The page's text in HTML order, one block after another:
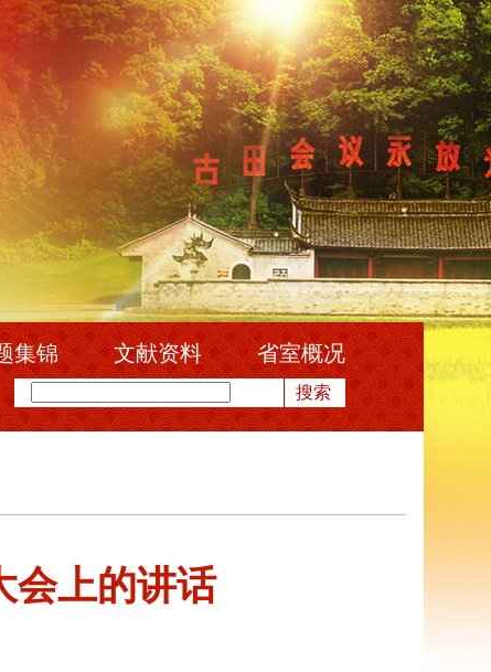
集锦 文献资料 省室概况
搜索
会上的讲话